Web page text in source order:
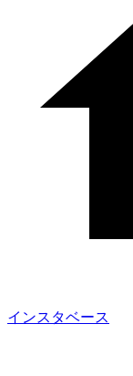
インスタベース